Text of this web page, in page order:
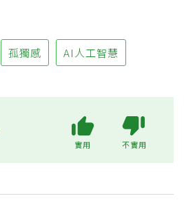
孤獨感 AI人工智慧
實用 不實用